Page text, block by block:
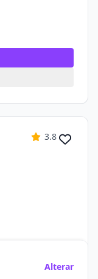
3.8
Alterar